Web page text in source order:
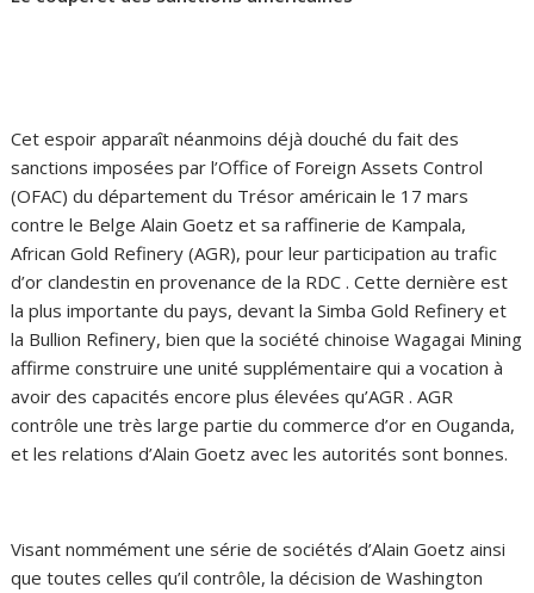
Cet espoir apparaît néanmoins déjà douché du fait des
sanctions imposées par l’Office of Foreign Assets Control
(OFAC) du département du Trésor américain le 17 mars
contre le Belge Alain Goetz et sa raffinerie de Kampala,
African Gold Refinery (AGR), pour leur participation au trafic
d’or clandestin en provenance de la RDC . Cette dernière est
la plus importante du pays, devant la Simba Gold Refinery et
la Bullion Refinery, bien que la société chinoise Wagagai Mining
affirme construire une unité supplémentaire qui a vocation à
avoir des capacités encore plus élevées qu’AGR . AGR
contrôle une très large partie du commerce d’or en Ouganda,
et les relations d’Alain Goetz avec les autorités sont bonnes.
Visant nommément une série de sociétés d’Alain Goetz ainsi
que toutes celles qu’il contrôle, la décision de Washington